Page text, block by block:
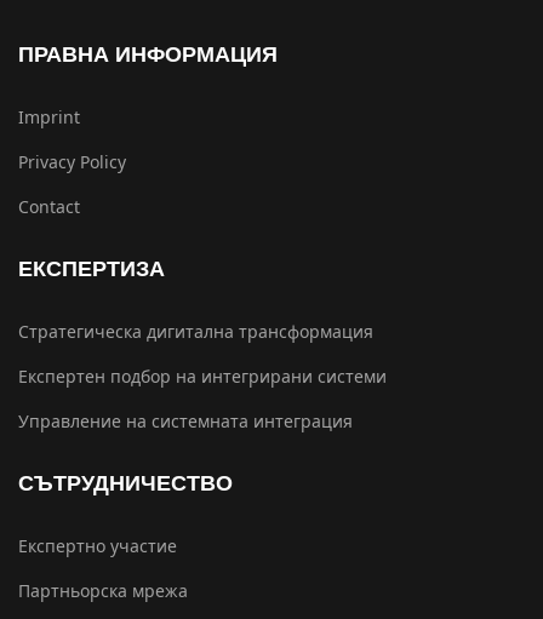
ПРАВНА ИНФОРМАЦИЯ
Imprint
Privacy Policy
Contact
ЕКСПЕРТИЗА
Стратегическа дигитална трансформация
Експертен подбор на интегрирани системи
Управление на системната интеграция
СЪТРУДНИЧЕСТВО
Експертно участие
Партньорска мрежа